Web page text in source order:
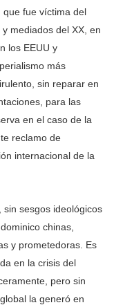
que fue víctima del
mediados del XX, en
los EEUU y
más
sin reparar en
para las
en el caso de la
reclamo de
internacional de la
sesgos ideológicos
chinas,
y prometedoras. Es
en la crisis del
pero sin
la generó en